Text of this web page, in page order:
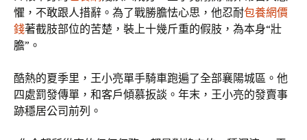
懼，不敢跟人措辭。為了戰勝膽怯心思，他忍耐包養網價
錢著截肢部位的苦楚，裝上十幾斤重的假肢，為本身“壯
膽”。
酷熱的夏季里，王小亮單手騎車跑遍了全部襄陽城區。他
四處罰發傳單，和客戶傾慕扳談。年末，王小亮的發賣事
跡穩居公司前列。